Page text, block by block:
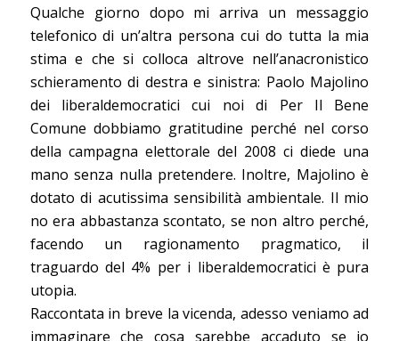
Qualche giorno dopo mi arriva un messaggio
telefonico di un’altra persona cui do tutta la mia
stima e che si colloca altrove nell’anacronistico
schieramento di destra e sinistra: Paolo Majolino
dei liberaldemocratici cui noi di Per Il Bene
Comune dobbiamo gratitudine perché nel corso
della campagna elettorale del 2008 ci diede una
mano senza nulla pretendere. Inoltre, Majolino è
dotato di acutissima sensibilità ambientale. Il mio
no era abbastanza scontato, se non altro perché,
facendo un ragionamento pragmatico, il
traguardo del 4% per i liberaldemocratici è pura
utopia.
Raccontata in breve la vicenda, adesso veniamo ad
immaginare che cosa sarebbe accaduto se io